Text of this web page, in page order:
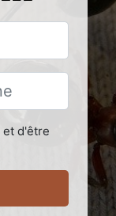
et d'être